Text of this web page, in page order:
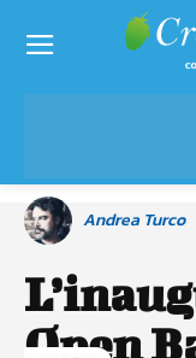
Andrea Turco
Open